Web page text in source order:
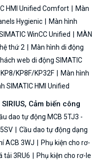
HMI Unified Comfort
Màn
Hygienic
Màn hình
WinCC Unified
MÀN
thứ 2
Màn hình di động
web di động SIMATIC
KP8F/KP32F
Màn hình
SIMATIC HMI Unified
Cảm biến công
dao tự động MCB 5TJ3 -
Cầu dao tự động dạng
ACB 3WJ
Phụ kiện cho rơ-
tải 3RU6
Phụ kiện cho rơ-le